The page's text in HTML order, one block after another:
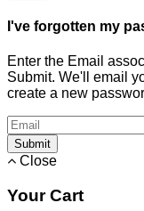
I've forgotten my
Enter the Email
Submit. We'll email
create a new
Submit
Close
Your Cart